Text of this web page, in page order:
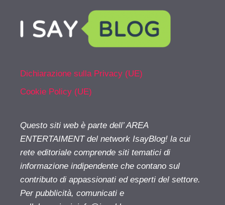
Dichiarazione sulla Privacy (UE)
Cookie Policy (UE)
Questo siti web è parte dell’ AREA
ENTERTAIMENT del network IsayBlog! la cui
rete editoriale comprende siti tematici di
informazione indipendente che contano sul
contributo di appassionati ed esperti del settore.
Per pubblicità, comunicati e